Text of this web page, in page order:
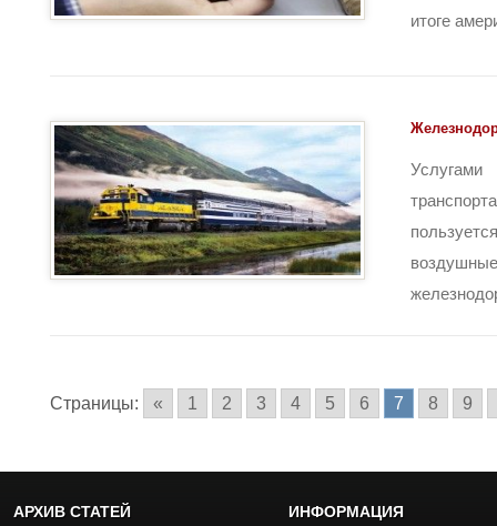
итоге
Страницы: « 1 2 3 4 5 6 7 8 9
АРХИВ СТАТЕЙ ИНФОРМАЦИЯ